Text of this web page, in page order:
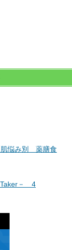
肌悩み別 薬膳食
－ 4